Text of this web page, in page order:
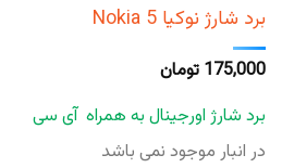
برد شارژ نوکیا Nokia 5
175,000 تومان
برد شارژ اورجینال به همراه آی سی
در انبار موجود نمی باشد